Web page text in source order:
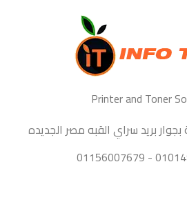
Printer and Toner